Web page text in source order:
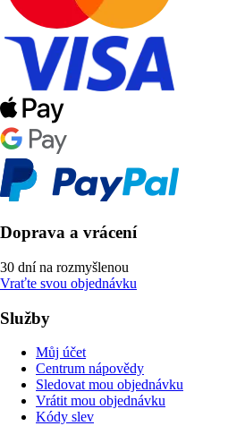
Doprava a vrácení
30 dní na rozmyšlenou
Vraťte svou objednávku
Služby
Můj účet
Centrum nápovědy
Sledovat mou objednávku
Vrátit mou objednávku
Kódy slev